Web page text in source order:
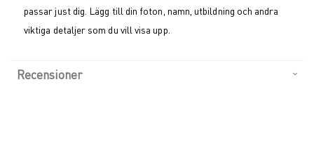
passar just dig. Lägg till din foton, namn, utbildning och andra
viktiga detaljer som du vill visa upp.
Recensioner